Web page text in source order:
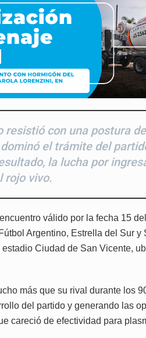
resistió con una postura
el trámite del
la lucha por
rojo vivo.
válido por la fecha 15
Argentino, Estrella del Sur
Ciudad de San Vicente,
más que su rival durante los
del partido y generando las
careció de efectividad para